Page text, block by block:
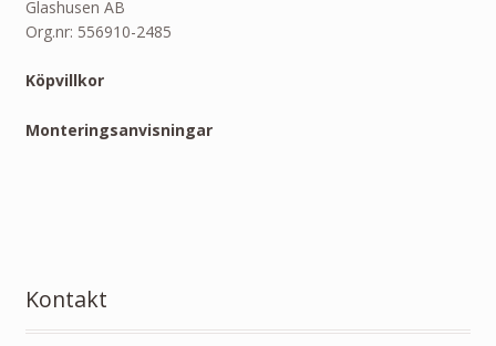
Glashusen AB
Org.nr: 556910-2485
Köpvillkor
Monteringsanvisningar
Kontakt